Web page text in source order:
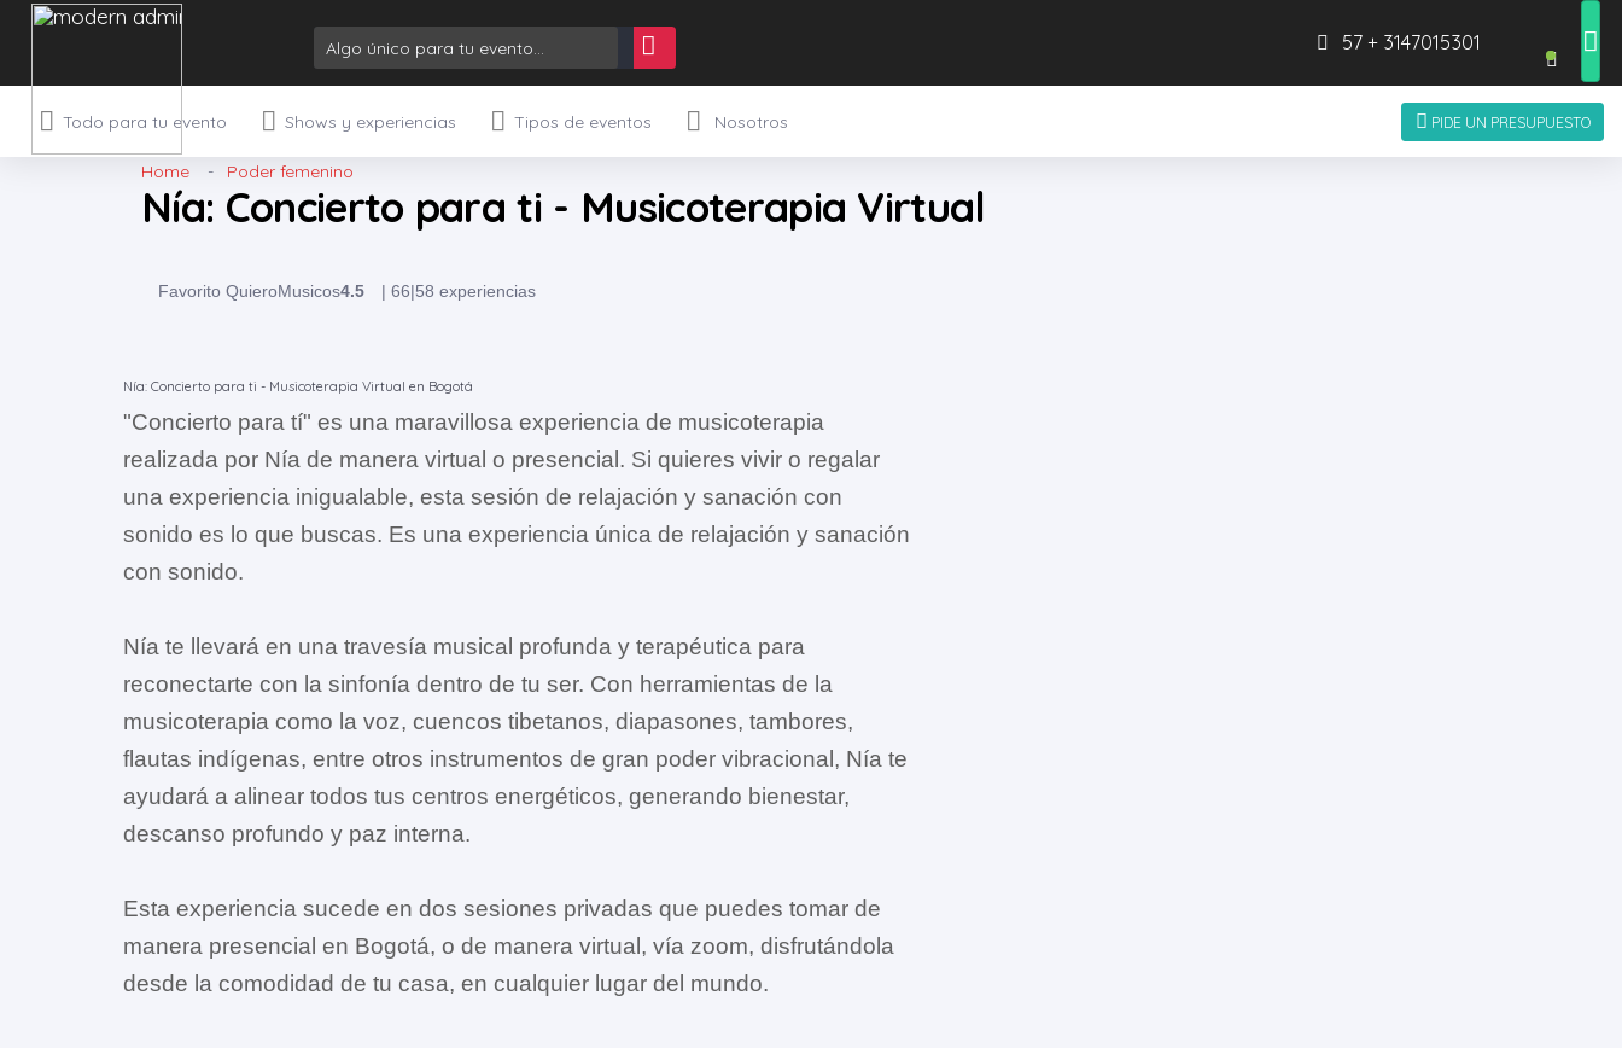
57 + 3147015301
Todo para tu evento Shows y experiencias Tipos de eventos Nosotros PIDE UN PRESUPUESTO
Home Poder femenino
Nía: Concierto para ti - Musicoterapia Virtual
Favorito QuieroMusicos4.5 | 66|58 experiencias
Nía: Concierto para ti - Musicoterapia Virtual en Bogotá
"Concierto para tí" es una maravillosa experiencia de musicoterapia
realizada por Nía de manera virtual o presencial. Si quieres vivir o regalar
una experiencia inigualable, esta sesión de relajación y sanación con
sonido es lo que buscas. Es una experiencia única de relajación y sanación
con sonido.
Nía te llevará en una travesía musical profunda y terapéutica para
reconectarte con la sinfonía dentro de tu ser. Con herramientas de la
musicoterapia como la voz, cuencos tibetanos, diapasones, tambores,
flautas indígenas, entre otros instrumentos de gran poder vibracional, Nía te
ayudará a alinear todos tus centros energéticos, generando bienestar,
descanso profundo y paz interna.
Esta experiencia sucede en dos sesiones privadas que puedes tomar de
manera presencial en Bogotá, o de manera virtual, vía zoom, disfrutándola
desde la comodidad de tu casa, en cualquier lugar del mundo.